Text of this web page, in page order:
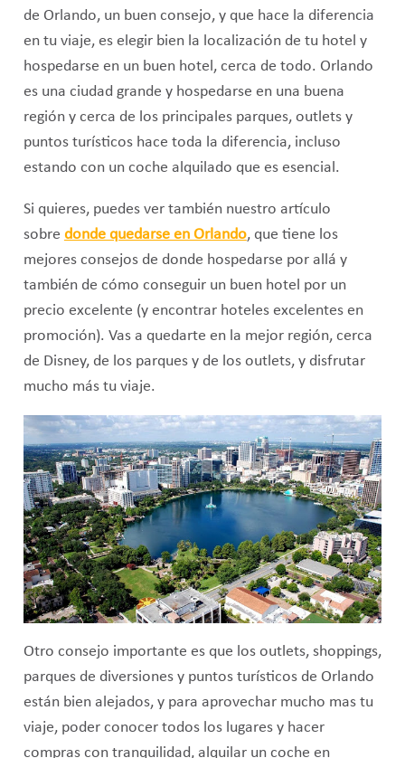
de Orlando, un buen consejo, y que hace la diferencia
en tu viaje, es elegir bien la localización de tu hotel y
hospedarse en un buen hotel, cerca de todo. Orlando
es una ciudad grande y hospedarse en una buena
región y cerca de los principales parques, outlets y
puntos turísticos hace toda la diferencia, incluso
estando con un coche alquilado que es esencial.
Si quieres, puedes ver también nuestro artículo
sobre donde quedarse en Orlando, que tiene los
mejores consejos de donde hospedarse por allá y
también de cómo conseguir un buen hotel por un
precio excelente (y encontrar hoteles excelentes en
promoción). Vas a quedarte en la mejor región, cerca
de Disney, de los parques y de los outlets, y disfrutar
mucho más tu viaje.
Otro consejo importante es que los outlets, shoppings,
parques de diversiones y puntos turísticos de Orlando
están bien alejados, y para aprovechar mucho mas tu
viaje, poder conocer todos los lugares y hacer
compras con tranquilidad, alquilar un coche en